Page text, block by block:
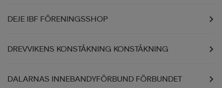
DEJE IBF FÖRENINGSSHOP
DREVVIKENS KONSTÅKNING KONSTÅKNING
DALARNAS INNEBANDYFÖRBUND FÖRBUNDET